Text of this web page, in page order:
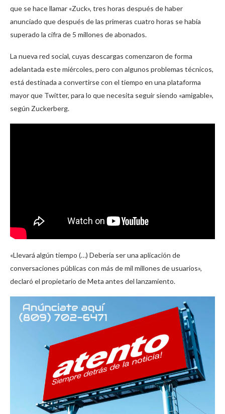
que se hace llamar «Zuck», tres horas después de haber
anunciado que después de las primeras cuatro horas se había
superado la cifra de 5 millones de abonados.
La nueva red social, cuyas descargas comenzaron de forma
adelantada este miércoles, pero con algunos problemas técnicos,
está destinada a convertirse con el tiempo en una plataforma
mayor que Twitter, para lo que necesita seguir siendo «amigable»,
según Zuckerberg.
«Llevará algún tiempo (…) Debería ser una aplicación de
conversaciones públicas con más de mil millones de usuarios»,
declaró el propietario de Meta antes del lanzamiento.